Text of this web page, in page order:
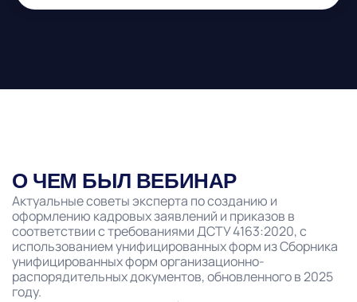
О ЧЕМ БЫЛ ВЕБИНАР
Актуальные советы эксперта по созданию и
оформлению кадровых заявлений и приказов в
соответствии с требованиями ДСТУ 4163:2020, с
использованием унифицированных форм из Сборника
унифицированных форм организационно-
распорядительных документов, обновленного в 2025
году.